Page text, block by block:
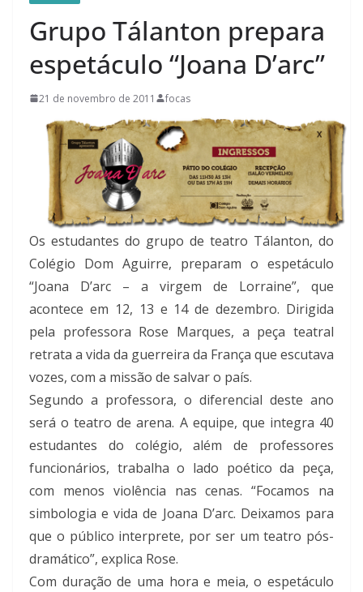
Grupo Tálanton prepara
espetáculo “Joana D’arc”
21 de novembro de 2011 focas
Os estudantes do grupo de teatro Tálanton, do
Colégio Dom Aguirre, preparam o espetáculo
“Joana D’arc – a virgem de Lorraine”, que
acontece em 12, 13 e 14 de dezembro. Dirigida
pela professora Rose Marques, a peça teatral
retrata a vida da guerreira da França que escutava
vozes, com a missão de salvar o país.
Segundo a professora, o diferencial deste ano
será o teatro de arena. A equipe, que integra 40
estudantes do colégio, além de professores
funcionários, trabalha o lado poético da peça,
com menos violência nas cenas. “Focamos na
simbologia e vida de Joana D’arc. Deixamos para
que o público interprete, por ser um teatro pós-
dramático”, explica Rose.
Com duração de uma hora e meia, o espetáculo